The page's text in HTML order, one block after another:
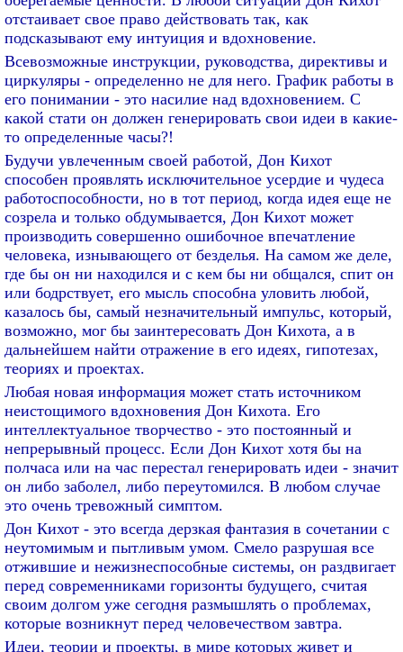
отстаивает свое право действовать так, как
подсказывают ему интуиция и вдохновение.
Всевозможные инструкции, руководства, директивы и
циркуляры - определенно не для него. График работы в
его понимании - это насилие над вдохновением. С
какой стати он должен генерировать свои идеи в какие-
то определенные часы?!
Будучи увлеченным своей работой, Дон Кихот
способен проявлять исключительное усердие и чудеса
работоспособности, но в тот период, когда идея еще не
созрела и только обдумывается, Дон Кихот может
производить совершенно ошибочное впечатление
человека, изнывающего от безделья. На самом же деле,
где бы он ни находился и с кем бы ни общался, спит он
или бодрствует, его мысль способна уловить любой,
казалось бы, самый незначительный импульс, который,
возможно, мог бы заинтересовать Дон Кихота, а в
дальнейшем найти отражение в его идеях, гипотезах,
теориях и проектах.
Любая новая информация может стать источником
неистощимого вдохновения Дон Кихота. Его
интеллектуальное творчество - это постоянный и
непрерывный процесс. Если Дон Кихот хотя бы на
полчаса или на час перестал генерировать идеи - значит
он либо заболел, либо переутомился. В любом случае
это очень тревожный симптом.
Дон Кихот - это всегда дерзкая фантазия в сочетании с
неутомимым и пытливым умом. Смело разрушая все
отжившие и нежизнеспособные системы, он раздвигает
перед современниками горизонты будущего, считая
своим долгом уже сегодня размышлять о проблемах,
которые возникнут перед человечеством завтра.
Идеи, теории и проекты, в мире которых живет и